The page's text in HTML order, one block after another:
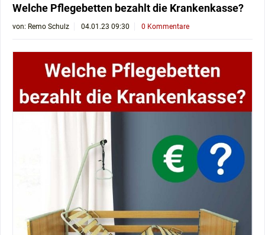
Welche Pflegebetten bezahlt die Krankenkasse?
von: Remo Schulz 04.01.23 09:30 0 Kommentare